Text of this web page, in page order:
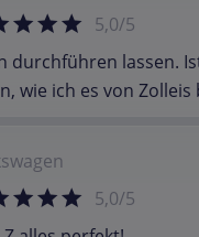
5,0/5
durchführen lassen.
wie ich es von Zolleis
5,0/5